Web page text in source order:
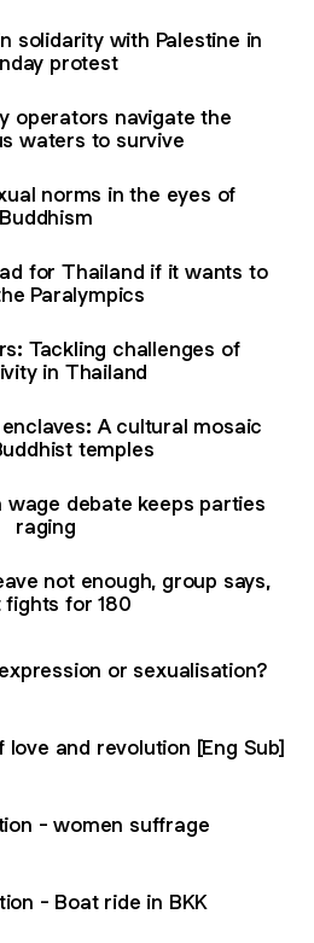
solidarity with Palestine in
protest
operators navigate the
waters to survive
norms in the eyes of
Buddhism
for Thailand if it wants to
Paralympics
Tackling challenges of
in Thailand
enclaves: A cultural mosaic
temples
wage debate keeps parties
raging
not enough, group says,
fights for 180
or sexualisation?
love and revolution [Eng Sub]
- women suffrage
- Boat ride in BKK